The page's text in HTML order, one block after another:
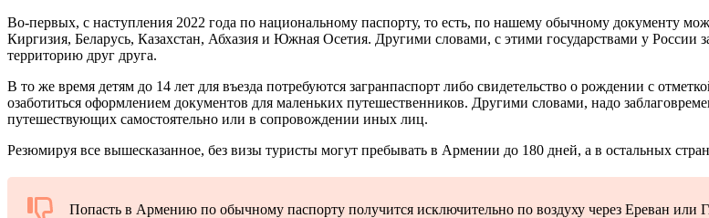
Во-первых, с наступления 2022 года по национальному паспорту, то есть, по нашему обычному документу
Киргизия, Беларусь, Казахстан, Абхазия и Южная Осетия. Другими словами, с этими государствами у России
территорию друг друга.
В то же время детям до 14 лет для въезда потребуются загранпаспорт либо свидетельство о рождении с
озаботиться оформлением документов для маленьких путешественников. Другими словами, надо
путешествующих самостоятельно или в сопровождении иных лиц.
Резюмируя все вышесказанное, без визы туристы могут пребывать в Армении до 180 дней, а в остальных
Попасть в Армению по обычному паспорту получится исключительно по воздуху через Ереван или